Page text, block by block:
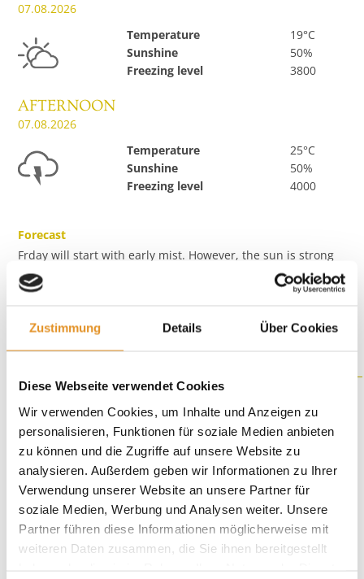
Zustimmung Details Über Cookies
Diese Webseite verwendet Cookies
Wir verwenden Cookies, um Inhalte und Anzeigen zu
personalisieren, Funktionen für soziale Medien anbieten
zu können und die Zugriffe auf unsere Website zu
analysieren. Außerdem geben wir Informationen zu Ihrer
Verwendung unserer Website an unsere Partner für
soziale Medien, Werbung und Analysen weiter. Unsere
Partner führen diese Informationen möglicherweise mit
weiteren Daten zusammen, die Sie ihnen bereitgestellt
07.08.2026
Temperature
19°C
Sunshine
50%
Freezing level
3800
AFTERNOON
07.08.2026
Temperature
25°C
Sunshine
50%
Freezing level
4000
Forecast
Frday will start with early mist. However, the sun is strong
enough to quickly clear the sky and temperatures will rise.
With the air becoming sultry, showers with local thunder will
Last update: 07.08.2026
SATURDAY
08.08.2026
Temperature
27°C
Sunshine
90%
Freezing level
4200
SUNDAY